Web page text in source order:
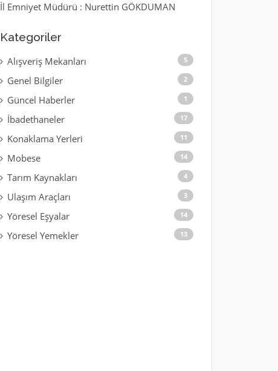
İl Emniyet Müdürü : Nurettin GÖKDUMAN
Kategoriler
Alışveriş Mekanları 5
Genel Bilgiler 2
Güncel Haberler 1
İbadethaneler 17
Konaklama Yerleri 11
Mobese 14
Tarım Kaynakları 4
Ulaşım Araçları 3
Yöresel Eşyalar 14
Yöresel Yemekler 13